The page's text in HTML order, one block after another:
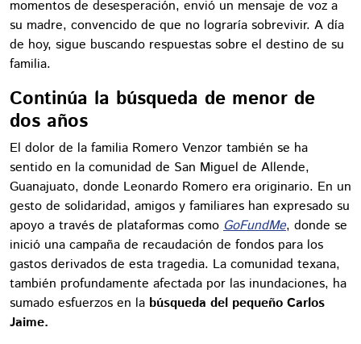
momentos de desesperación, envió un mensaje de voz a
su madre, convencido de que no lograría sobrevivir. A día
de hoy, sigue buscando respuestas sobre el destino de su
familia.
Continúa la búsqueda de menor de
dos años
El dolor de la familia Romero Venzor también se ha
sentido en la comunidad de San Miguel de Allende,
Guanajuato, donde Leonardo Romero era originario. En un
gesto de solidaridad, amigos y familiares han expresado su
apoyo a través de plataformas como GoFundMe, donde se
inició una campaña de recaudación de fondos para los
gastos derivados de esta tragedia. La comunidad texana,
también profundamente afectada por las inundaciones, ha
sumado esfuerzos en la búsqueda del pequeño Carlos
Jaime.